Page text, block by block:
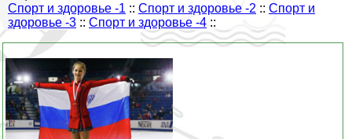
Спорт и здоровье -1 :: Спорт и здоровье -2 :: Спорт и
здоровье -3 :: Спорт и здоровье -4 ::